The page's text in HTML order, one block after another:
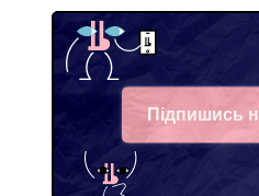
Підпишись
Telegram